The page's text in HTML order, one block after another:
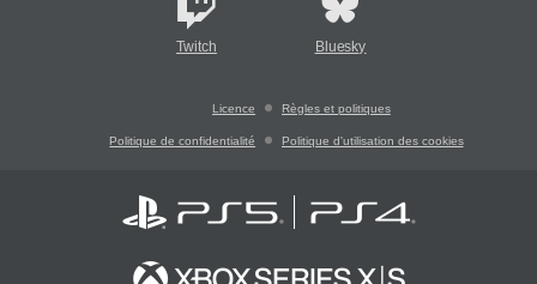
Twitch Bluesky
Licence Règles et politiques
Politique de confidentialité Politique d'utilisation des cookies